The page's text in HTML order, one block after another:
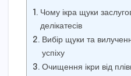
Чому ікра щуки
делікатесів
Вибір щуки та
успіху
Очищення ікри від